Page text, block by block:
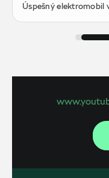
Úspešný elektromobil